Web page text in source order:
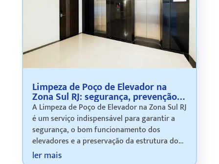
Limpeza de Poço de Elevador na
Zona Sul RJ: segurança, prevenção e
manutenção especializada
A Limpeza de Poço de Elevador na Zona Sul RJ
é um serviço indispensável para garantir a
segurança, o bom funcionamento dos
elevadores e a preservação da estrutura do
edifício. O poço do elevador é um ambiente
ler mais